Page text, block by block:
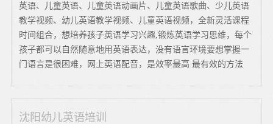
英语、儿童英语、儿童英语动画片、儿童英语歌曲、少儿英语
教学视频、幼儿英语教学视频、儿童英语视频，全新灵活课程
时间组合，想培养孩子英语学习兴趣,锻炼英语学习思维，每个
孩子都可以自然随意地用英语表达，没有语言环境要想掌握一
门语言是很困难，网上英语配音，是效率最高 最有效的方法
沈阳幼儿英语培训